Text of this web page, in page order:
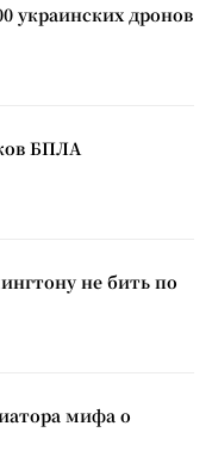
украинских дронов
БПЛА
не бить по
мифа о